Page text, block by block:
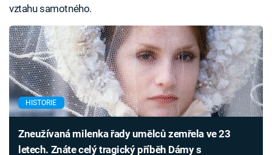
vztahu samotného.
HISTORIE
Zneužívaná milenka řady umělců zemřela ve 23
letech. Znáte celý tragický příběh Dámy s